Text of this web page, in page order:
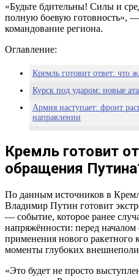
«Будьте бдительны! Силы и
полную боевую готовность»,
командование региона.
Оглавление:
Кремль готовит ответ: что
Курск под ударом: новые
Армия наступает: фронт
направлении
Когда тишина становится
Кремль готовит
обращения
По данным источников в
Владимир Путин готовит
— событие, которое ранее
напряжённости: перед
применения нового
моменты глубоких
«Это будет не просто